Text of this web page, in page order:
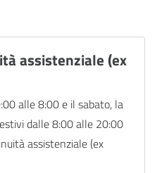
assistenziale (ex
alle 8:00 e il sabato, la
dalle 8:00 alle 20:00
assistenziale (ex